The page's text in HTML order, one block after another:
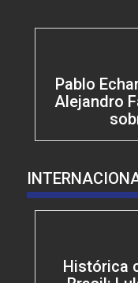
Pablo
Alejandro
Histórica